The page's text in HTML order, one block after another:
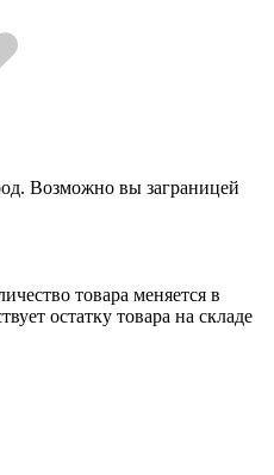
Возможно вы заграницей
товара меняется в
остатку товара на складе